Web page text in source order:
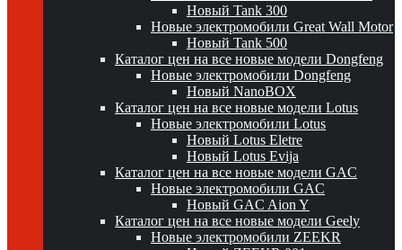
Новый Tank 300
Новые электромобили Great Wall Motor
Новый Tank 500
Каталог цен на все новые модели Dongfeng
Новые электромобили Dongfeng
Новый NanoBOX
Каталог цен на все новые модели Lotus
Новые электромобили Lotus
Новый Lotus Eletre
Новый Lotus Evija
Каталог цен на все новые модели GAC
Новые электромобили GAC
Новый GAC Aion Y
Каталог цен на все новые модели Geely
Новые электромобили ZEEKR